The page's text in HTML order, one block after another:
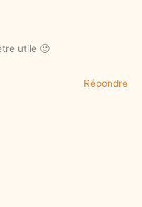
utile 🙂
Répondre